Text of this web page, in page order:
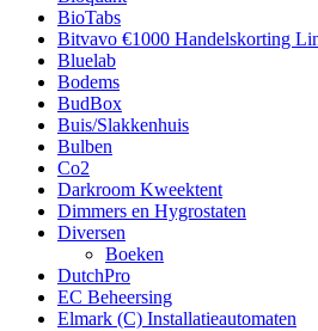
BioTabs
Bitvavo €1000 Handelskorting
Bluelab
Bodems
BudBox
Buis/Slakkenhuis
Bulben
Co2
Darkroom Kweektent
Dimmers en Hygrostaten
Diversen
Boeken
DutchPro
EC Beheersing
Elmark (C) Installatieautomaten